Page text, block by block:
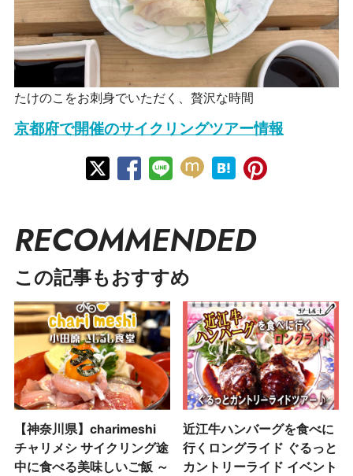
たけのこをお刺身でいただく、贅沢な時間
京都府で開催のサイクリングツアー情報
RECOMMENDED
この記事もおすすめ
【神奈川県】charimeshi
チャリメシ サイクリング途
中に食べる美味しいご飯 ～
近江牛ハンバーグを食べに
行くロングライド ぐるっと
カントリーライド イベント